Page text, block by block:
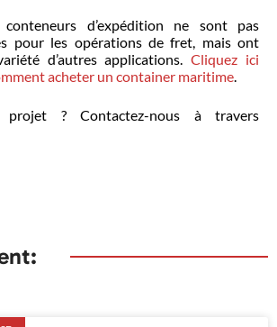
conteneurs d’expédition ne sont pas
pour les opérations de fret, mais ont
d’autres applications.Cliquez ici
acheter un container maritime.
? Contactez-nous à travers